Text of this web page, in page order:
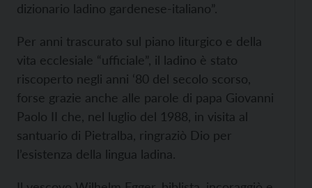
dizionario ladino gardenese-italiano”.
Per anni trascurato sul piano liturgico e della
vita ecclesiale “ufficiale”, il ladino è stato
riscoperto negli anni ‘80 del secolo scorso,
forse grazie anche alle parole di papa Giovanni
Paolo II che, nel luglio del 1988, in visita al
santuario di Pietralba, ringraziò Dio per
l’esistenza della lingua ladina.